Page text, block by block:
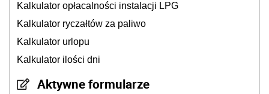
Kalkulator opłacalności instalacji LPG
Kalkulator ryczałtów za paliwo
Kalkulator urlopu
Kalkulator ilości dni
Aktywne formularze